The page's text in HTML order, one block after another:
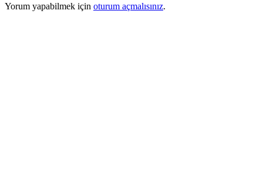
Yorum yapabilmek için oturum açmalısınız.